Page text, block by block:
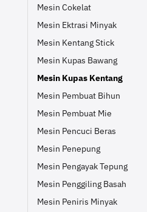
Mesin Cokelat
Mesin Ektrasi Minyak
Mesin Kentang Stick
Mesin Kupas Bawang
Mesin Kupas Kentang
Mesin Pembuat Bihun
Mesin Pembuat Mie
Mesin Pencuci Beras
Mesin Penepung
Mesin Pengayak Tepung
Mesin Penggiling Basah
Mesin Peniris Minyak